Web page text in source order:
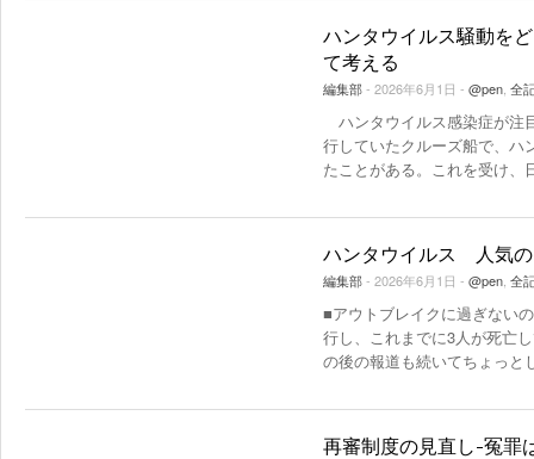
ハンタウイルス騒動を
て考える
編集部- 2026年6月1日 - @pen 全
ハンタウイルス感染症が注
行していたクルーズ船で、ハ
たことがある。これを受け、
ハンタウイルス 人気の
編集部- 2026年6月1日 - @pen 全
■アウトブレイクに過ぎない
行し、これまでに3人が死亡
の後の報道も続いてちょっと
再審制度の見直し-冤罪